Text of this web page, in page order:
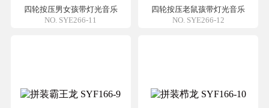
四轮按压男女孩带灯光音乐
NO. SYE266-11
四轮按压老鼠孩带灯光音乐
NO. SYE266-12